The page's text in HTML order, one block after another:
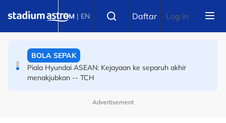
BM | EN Daftar Log in
kemenangan kelapan berturut-turut kategori ASB1000
Piala Hyundai ASEAN: Kejayaan ke separuh akhir
menakjubkan -- TCH
SUKMA: Amirudin optimis penganjuran tetap meriah
Advertisement